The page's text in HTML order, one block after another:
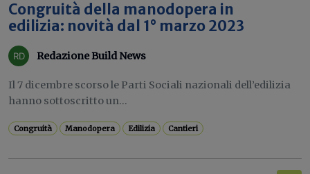
Congruità della manodopera in
edilizia: novità dal 1° marzo 2023
Redazione Build News
Il 7 dicembre scorso le Parti Sociali nazionali dell’edilizia
hanno sottoscritto un...
Congruità Manodopera Edilizia Cantieri